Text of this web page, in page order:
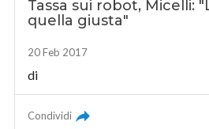
Tassa sui robot, Micelli:
quella giusta"
20 Feb 2017
di
Condividi